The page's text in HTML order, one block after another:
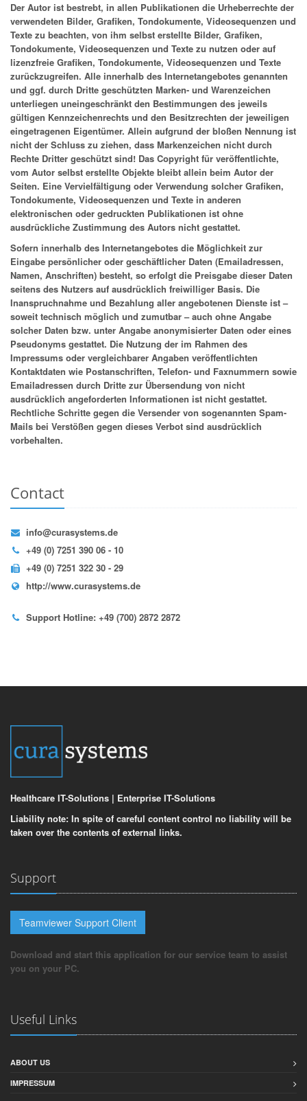
Der Autor ist bestrebt, in allen Publikationen die Urheberrechte der
verwendeten Bilder, Grafiken, Tondokumente, Videosequenzen und
Texte zu beachten, von ihm selbst erstellte Bilder, Grafiken,
Tondokumente, Videosequenzen und Texte zu nutzen oder auf
lizenzfreie Grafiken, Tondokumente, Videosequenzen und Texte
zurückzugreifen. Alle innerhalb des Internetangebotes genannten
und ggf. durch Dritte geschützten Marken- und Warenzeichen
unterliegen uneingeschränkt den Bestimmungen des jeweils
gültigen Kennzeichenrechts und den Besitzrechten der jeweiligen
eingetragenen Eigentümer. Allein aufgrund der bloßen Nennung ist
nicht der Schluss zu ziehen, dass Markenzeichen nicht durch
Rechte Dritter geschützt sind! Das Copyright für veröffentlichte,
vom Autor selbst erstellte Objekte bleibt allein beim Autor der
Seiten. Eine Vervielfältigung oder Verwendung solcher Grafiken,
Tondokumente, Videosequenzen und Texte in anderen
elektronischen oder gedruckten Publikationen ist ohne
ausdrückliche Zustimmung des Autors nicht gestattet.
Sofern innerhalb des Internetangebotes die Möglichkeit zur
Eingabe persönlicher oder geschäftlicher Daten (Emailadressen,
Namen, Anschriften) besteht, so erfolgt die Preisgabe dieser Daten
seitens des Nutzers auf ausdrücklich freiwilliger Basis. Die
Inanspruchnahme und Bezahlung aller angebotenen Dienste ist –
soweit technisch möglich und zumutbar – auch ohne Angabe
solcher Daten bzw. unter Angabe anonymisierter Daten oder eines
Pseudonyms gestattet. Die Nutzung der im Rahmen des
Impressums oder vergleichbarer Angaben veröffentlichten
Kontaktdaten wie Postanschriften, Telefon- und Faxnummern sowie
Emailadressen durch Dritte zur Übersendung von nicht
ausdrücklich angeforderten Informationen ist nicht gestattet.
Rechtliche Schritte gegen die Versender von sogenannten Spam-
Mails bei Verstößen gegen dieses Verbot sind ausdrücklich
vorbehalten.
Contact
info@curasystems.de
+49 (0) 7251 390 06 - 10
+49 (0) 7251 322 30 - 29
http://www.curasystems.de
Support Hotline: +49 (700) 2872 2872
Healthcare IT-Solutions | Enterprise IT-Solutions
Liability note: In spite of careful content control no liability will be
taken over the contents of external links.
Support
Teamviewer Support Client
Download and start this application for our service team to assist
you on your PC.
Useful Links
ABOUT US
IMPRESSUM